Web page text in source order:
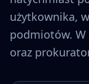
użytkownika,
podmiotów. W
oraz